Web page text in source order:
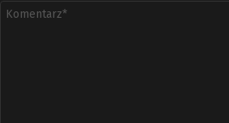
Komentarz